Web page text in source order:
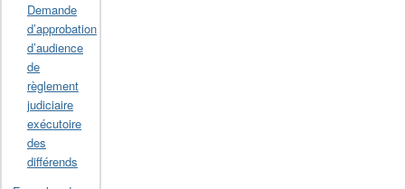
Demande
d’approbation
d’audience
de
règlement
judiciaire
exécutoire
des
différends